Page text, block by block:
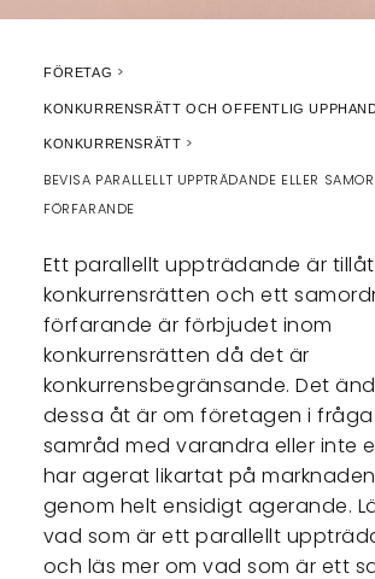
FÖRETAG
KONKURRENSRÄTT OCH OFFENTLIG
KONKURRENSRÄTT
BEVISA PARALLELLT UPPTRÄDANDE ELLER
FÖRFARANDE
Ett parallellt uppträdande är
konkurrensrätten och ett
förfarande är förbjudet inom
konkurrensrätten då det är
konkurrensbegränsande. Det
dessa åt är om företagen i
samråd med varandra eller inte
har agerat likartat på
genom helt ensidigt agerande.
vad som är ett parallellt
och läs mer om vad som är ett